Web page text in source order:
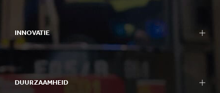
Displays
Verpakkingsmachines
Papier & karton
INNOVATIE
Onze benadering van innovatie
R&D gebieden
DUURZAAMHEID